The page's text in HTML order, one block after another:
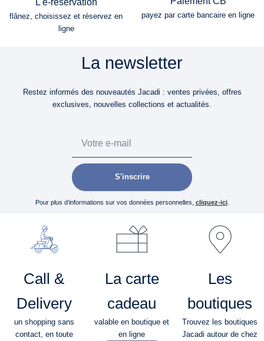
flânez, choisissez et réservez en
ligne
payez par carte bancaire en ligne
La newsletter
Restez informés des nouveautés Jacadi : ventes privées, offres
exclusives, nouvelles collections et actualités.
S'inscrire
Pour plus d’informations sur vos données personnelles, cliquez-ici.
Call &
Delivery
un shopping sans
contact, en toute
La carte
cadeau
valable en boutique et
en ligne
Les
boutiques
Trouvez les boutiques
Jacadi autour de chez